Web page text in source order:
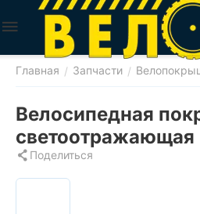
Главная / Запчасти /
Велосипедная
светоотражающая
Поделиться